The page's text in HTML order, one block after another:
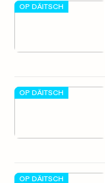
OP DÄITSCH
OP DÄITSCH
OP DÄITSCH